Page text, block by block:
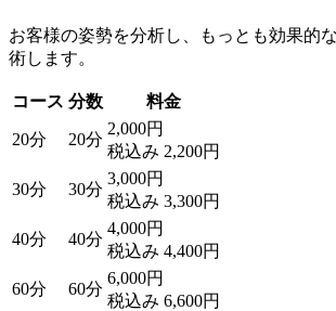
お客様の姿勢を分析し、もっとも効果的
術します。
コース 分数 料金
20分 20分
2,000円
税込み 2,200円
30分 30分
3,000円
税込み 3,300円
40分 40分
4,000円
税込み 4,400円
60分 60分
6,000円
税込み 6,600円